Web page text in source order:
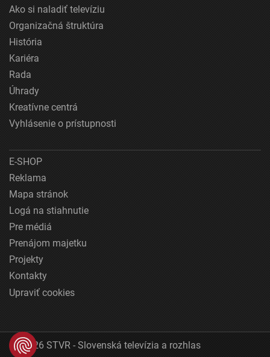
Ako si naladiť televíziu
Organizačná štruktúra
História
Kariéra
Rada
Úhrady
Kreatívne centrá
Vyhlásenie o prístupnosti
E-SHOP
Reklama
Mapa stránok
Logá na stiahnutie
Pre médiá
Prenájom majetku
Projekty
Kontakty
Upraviť cookies
© 2026 STVR - Slovenská televízia a rozhlas